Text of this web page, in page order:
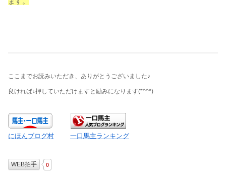
ここまでお読みいただき、ありがとうございました♪
良ければ↓押していただけますと励みになります(*^^*)
にほんブログ村 一口馬主ランキング
WEB拍手 0